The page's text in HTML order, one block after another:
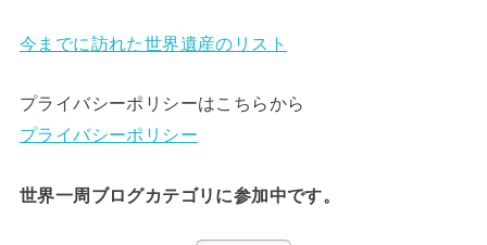
今までに訪れた世界遺産のリスト
プライバシーポリシーはこちらから
プライバシーポリシー
世界一周ブログカテゴリに参加中です。